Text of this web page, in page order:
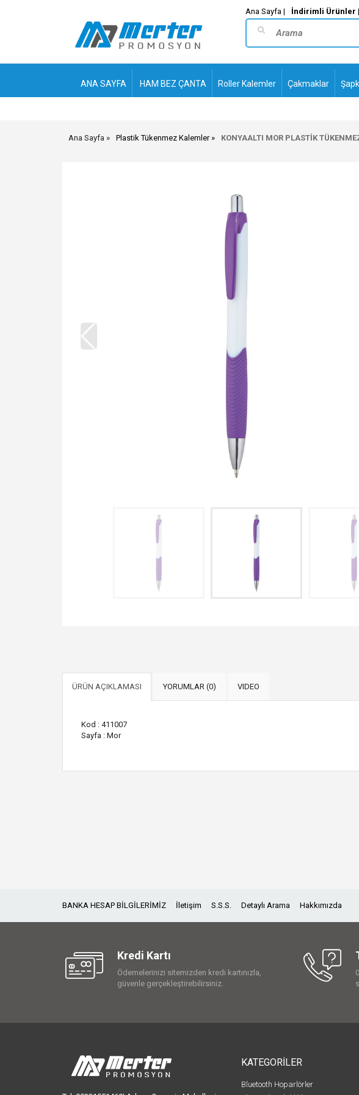
Ana Sayfa | İndirimli Ürünler |
ANA SAYFA HAM BEZ ÇANTA Roller Kalemler Çakmaklar
Ana Sayfa Plastik Tükenmez Kalemler KONYAALTI MOR PLASTİK
ÜRÜN AÇIKLAMASI YORUMLAR (0) VIDEO
Kod : 411007
Sayfa : Mor
BANKA HESAP BİLGİLERİMİZ İletişim S.S.S. Detaylı Arama Hakkımızda
Kredi Kartı
Ödemelerinizi sitemizden kredi kartınızla,
güvenle gerçekleştirebilirsiniz.
KATEGORİLER
Bluetooth Hoparlörler